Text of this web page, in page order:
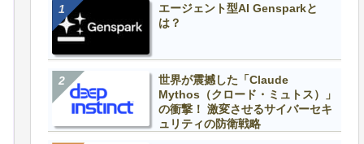
エージェント型AI Gensparkと
は？
世界が震撼した「Claude
Mythos（クロード・ミュトス）」
の衝撃！ 激変させるサイバーセキ
ュリティの防衛戦略